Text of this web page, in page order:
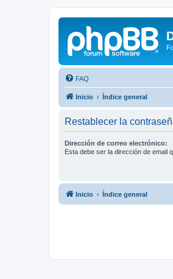
FAQ
Inicio Índice general
Restablecer la
Dirección de correo electrónico:
Esta debe ser la dirección de email
Inicio Índice general